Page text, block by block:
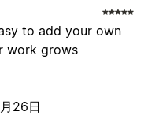
to add your own
work grows
26日